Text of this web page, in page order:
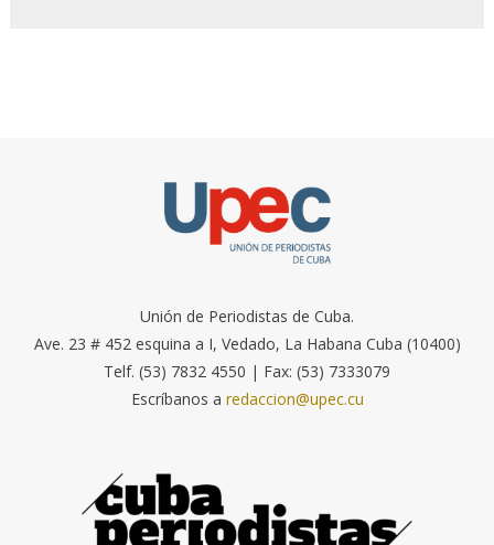
Unión de Periodistas de Cuba.
Ave. 23 # 452 esquina a I, Vedado, La Habana Cuba (10400)
Telf. (53) 7832 4550 | Fax: (53) 7333079
Escríbanos a redaccion@upec.cu